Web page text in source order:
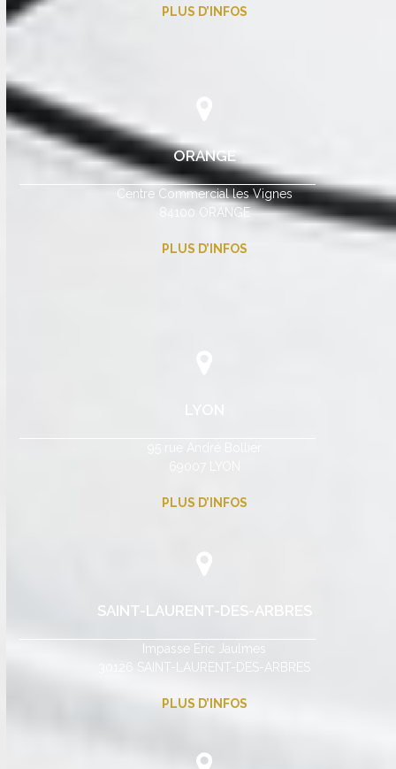
PLUS D’INFOS
ORANGE
Centre Commercial les Vignes
84100 ORANGE
PLUS D’INFOS
PLUS D’INFOS
SAINT-LAURENT-DES-ARBRES
Impasse Eric Jaulmes
30126 SAINT-LAURENT-DES-ARBRES
PLUS D’INFOS